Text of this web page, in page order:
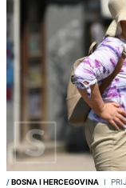
/BOSNA I HERCEGOVINA I